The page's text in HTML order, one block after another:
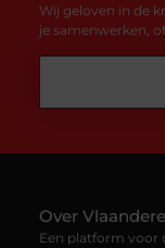
Wij geloven in de
je samenwerken,
Over
Een platform voor